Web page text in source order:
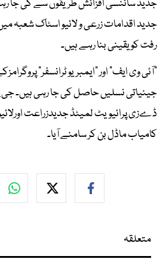
جدید سائنسی افزائش طریقوں سے کی جا
جدید اقدامات زرعی و لائیو اسٹاک شعبہ
رفت کو یقینی بنا رہے ہیں۔
"آئی وی ایف" اور "ایمبریو ٹرانسفر"
جینیاتی نسلیں حاصل کی جا رہی ہیں۔ جی
ڈےزی پرائیویٹ لمیٹڈ جدیدزراعت
کامیاب ماڈل بن کر سامنے آیا۔
متعلقہ